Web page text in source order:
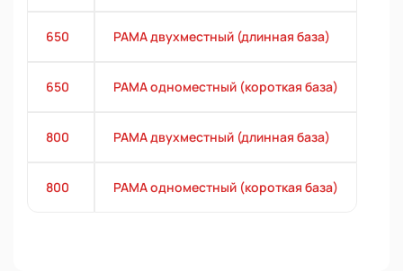
650 РАМА двухместный (длинная база)
650 РАМА одноместный (короткая база)
800 РАМА двухместный (длинная база)
800 РАМА одноместный (короткая база)